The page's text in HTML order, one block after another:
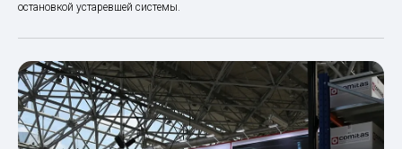
остановкой устаревшей системы.